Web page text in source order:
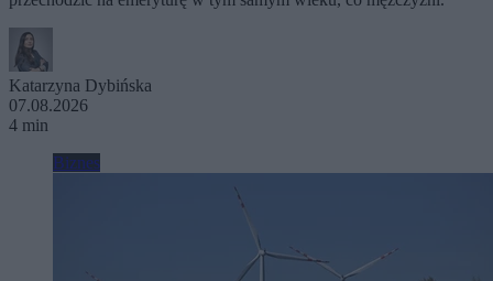
Katarzyna Dybińska
07.08.2026
4 min
Biznes